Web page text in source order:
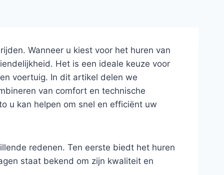
Wanneer u kiest voor het huren van
Het is een ideale keuze voor
voertuig. In dit artikel delen we
van comfort en technische
u kan helpen om snel en efficiënt uw
redenen. Ten eerste biedt het huren
staat bekend om zijn kwaliteit en